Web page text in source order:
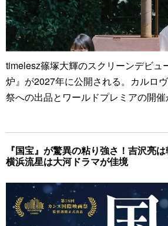
timelesz篠塚大輝のスクリーンデビュ
炉』が2027年に公開される。カルロ
祭への出品とワールドプレミアの開催
『国宝』が驚異の粘り強さ！吉沢亮は
横浜流星は大河ドラマが佳境